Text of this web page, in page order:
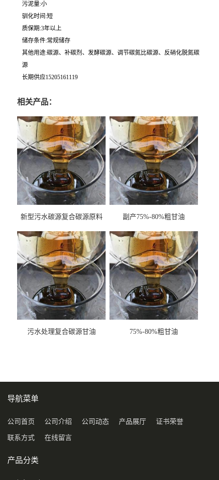
污泥量:小
驯化时间:短
质保期:3年以上
储存条件:常规储存
其他用途:碳源、补碳剂、发酵碳源、调节碳氮比碳源、反硝化脱氮碳
源
长期供应15205161119
相关产品：
新型污水碳源复合碳源原料
副产75%-80%粗甘油
污水处理复合碳源甘油
75%-80%粗甘油
导航菜单
公司首页 公司介绍 公司动态 产品展厅 证书荣誉
联系方式 在线留言
产品分类